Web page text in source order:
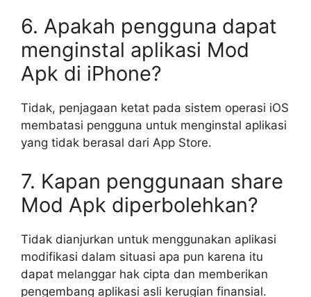
6. Apakah pengguna dapat
menginstal aplikasi Mod
Apk di iPhone?
Tidak, penjagaan ketat pada sistem operasi iOS
membatasi pengguna untuk menginstal aplikasi
yang tidak berasal dari App Store.
7. Kapan penggunaan share
Mod Apk diperbolehkan?
Tidak dianjurkan untuk menggunakan aplikasi
modifikasi dalam situasi apa pun karena itu
dapat melanggar hak cipta dan memberikan
pengembang aplikasi asli kerugian finansial.